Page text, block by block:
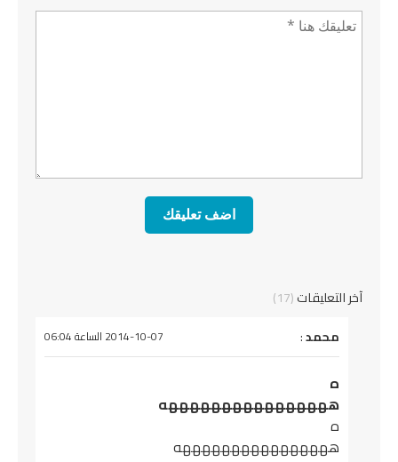
تعليق *
آخر التعليقات(17)
يقول
محمد: 2014-10-07 الساعة 06:04
ه
ههههههههههههههههه
ه
ههههههههههههههههه